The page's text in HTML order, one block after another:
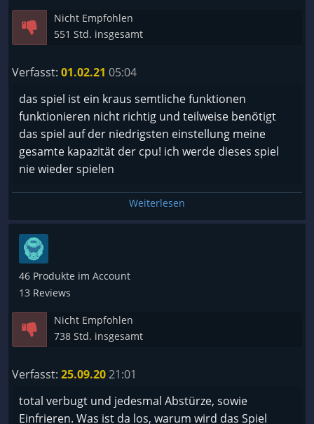
Nicht Empfohlen
551 Std. insgesamt
Verfasst: 01.02.21 05:04
das spiel ist ein kraus semtliche funktionen
funktionieren nicht richtig und teilweise benötigt
das spiel auf der niedrigsten einstellung meine
gesamte kapazität der cpu! ich werde dieses spiel
nie wieder spielen
Weiterlesen
46 Produkte im Account
13 Reviews
Nicht Empfohlen
738 Std. insgesamt
Verfasst: 25.09.2021:01
total verbugt und jedesmal Abstürze, sowie
Einfrieren. Was ist da los, warum wird das Spiel